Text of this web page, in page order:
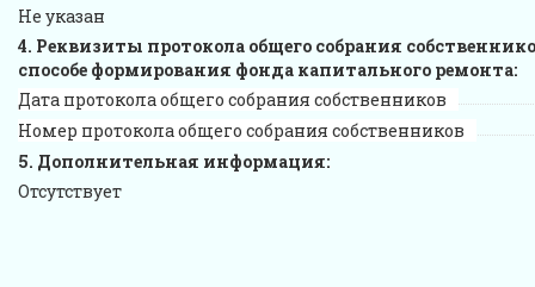
Не указан
Реквизиты протокола общего собрания
способе формирования фонда капитального ремонта:
Дата протокола общего собрания собственников
Номер протокола общего собрания собственников
Дополнительная информация:
Отсутствует